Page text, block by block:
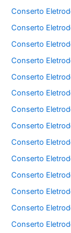
Conserto
Conserto
Conserto
Conserto
Conserto
Conserto
Conserto
Conserto
Conserto
Conserto
Conserto
Conserto
Conserto
Conserto